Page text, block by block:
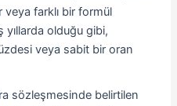
veya farklı bir formül
yıllarda olduğu gibi,
veya sabit bir oran
sözleşmesinde belirtilen